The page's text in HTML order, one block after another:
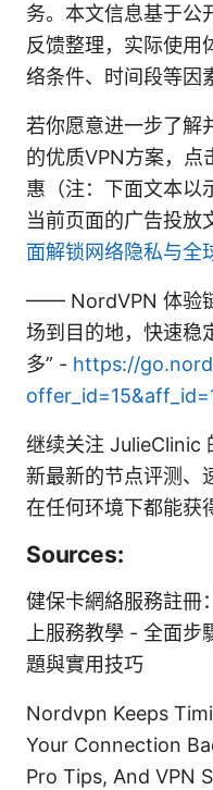
务。本文信息基于公
反馈整理，实际使用
络条件、时间段等因
若你愿意进一步了解
的优质VPN方案，点
惠（注：下面文本以
当前页面的广告投放
面解锁网络隐私与全
—— NordVPN 体验
场到目的地，快速稳
多” - https://
继续关注 JulieClinic
新最新的节点评测、
在任何环境下都能获
Sources:
健保卡網絡服務註冊
上服務教學 - 全面
題與實用技巧
Nordvpn Keeps
Your Connection
Pro Tips, And VPN